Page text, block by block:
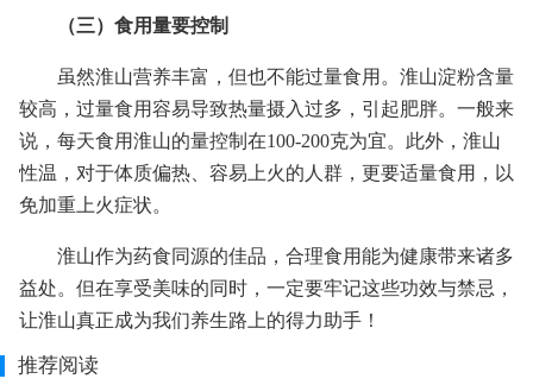
（三）食用量要控制
虽然淮山营养丰富，但也不能过量食用。淮山淀粉含量
较高，过量食用容易导致热量摄入过多，引起肥胖。一般来
说，每天食用淮山的量控制在100-200克为宜。此外，淮山
性温，对于体质偏热、容易上火的人群，更要适量食用，以
免加重上火症状。
淮山作为药食同源的佳品，合理食用能为健康带来诸多
益处。但在享受美味的同时，一定要牢记这些功效与禁忌，
让淮山真正成为我们养生路上的得力助手！
推荐阅读